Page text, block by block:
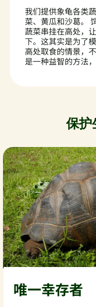
我们提供象龟各类
菜、黄瓜和沙葛。
蔬菜串挂在高处，
下。这其实是为了
高处取食的情景，
是一种益智的方法
保护
唯一幸存者